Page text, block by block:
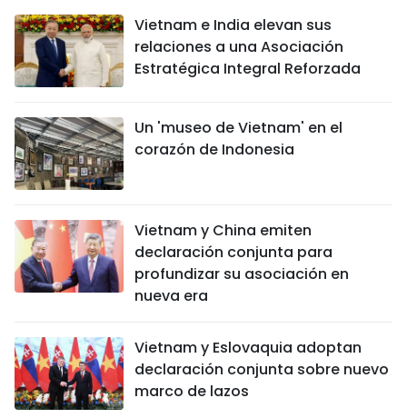
Vietnam e India elevan sus
relaciones a una Asociación
Estratégica Integral Reforzada
Un 'museo de Vietnam' en el
corazón de Indonesia
Vietnam y China emiten
declaración conjunta para
profundizar su asociación en
nueva era
Vietnam y Eslovaquia adoptan
declaración conjunta sobre nuevo
marco de lazos